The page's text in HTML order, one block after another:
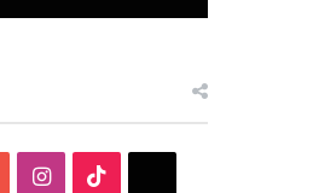
Instagram